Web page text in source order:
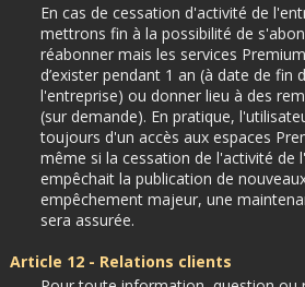
En cas de cessation d'activité de
mettrons fin à la possibilité de
réabonner mais les services
d’exister pendant 1 an (à date de fin
l'entreprise) ou donner lieu à des
(sur demande). En pratique,
toujours d'un accès aux espaces
même si la cessation de l'activité de
empêchait la publication de
empêchement majeur, une
sera assurée.
Article 12 - Relations clients